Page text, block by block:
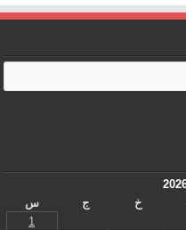
خ ج
س
1